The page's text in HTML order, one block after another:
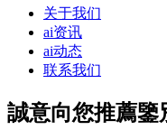
关于我们
ai资讯
ai动态
联系我们
誠意向您推薦鑒